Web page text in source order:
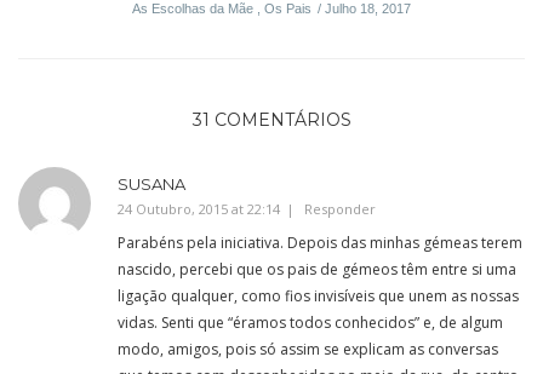
As Escolhas da Mãe Os Pais Julho 18, 2017
31 COMENTÁRIOS
SUSANA
24 Outubro, 2015 at 22:14 Responder
Parabéns pela iniciativa. Depois das minhas gémeas terem
nascido, percebi que os pais de gémeos têm entre si uma
ligação qualquer, como fios invisíveis que unem as nossas
vidas. Senti que “éramos todos conhecidos” e, de algum
modo, amigos, pois só assim se explicam as conversas